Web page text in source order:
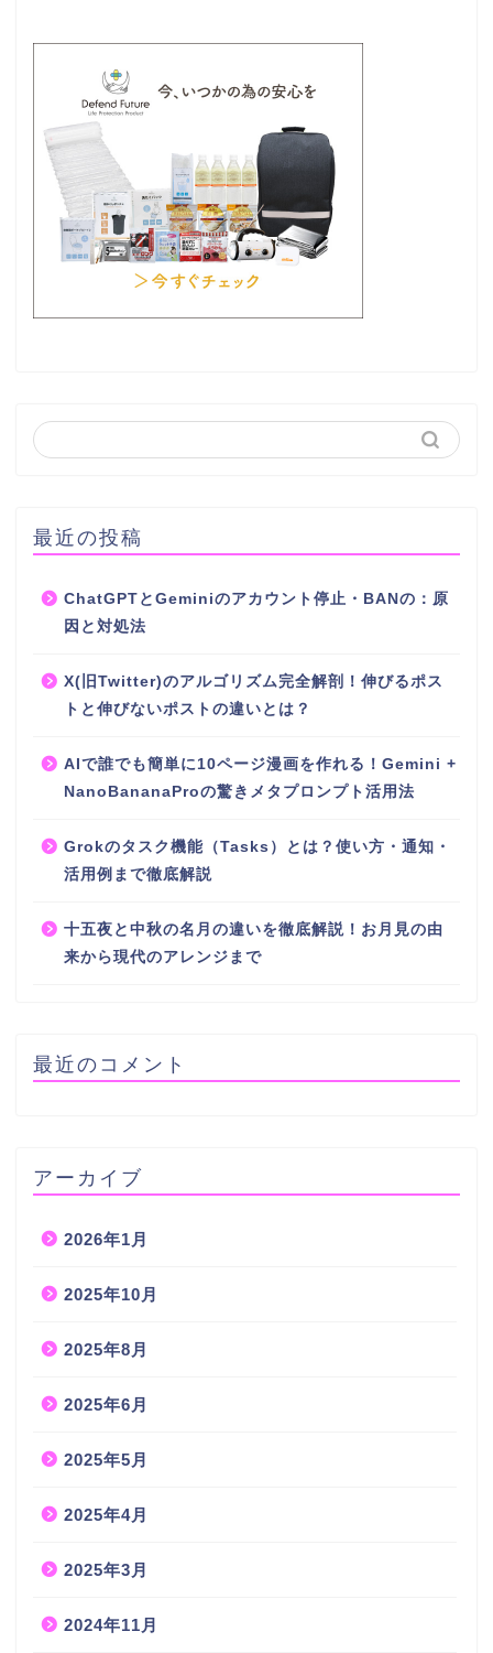
最近の投稿
ChatGPTとGeminiのアカウント停止・BANの：原
因と対処法
X(旧Twitter)のアルゴリズム完全解剖！伸びるポス
トと伸びないポストの違いとは？
AIで誰でも簡単に10ページ漫画を作れる！Gemini +
NanoBananaProの驚きメタプロンプト活用法
Grokのタスク機能（Tasks）とは？使い方・通知・
活用例まで徹底解説
十五夜と中秋の名月の違いを徹底解説！お月見の由
来から現代のアレンジまで
最近のコメント
アーカイブ
2026年1月
2025年10月
2025年8月
2025年6月
2025年5月
2025年4月
2025年3月
2024年11月